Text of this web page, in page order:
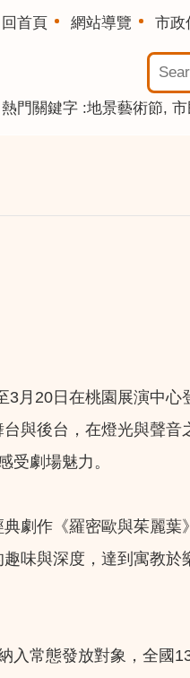
回首頁 網站導覽 市政
熱門關鍵字 地景藝術節
月20日在桃園展演中
與後台，在燈光與聲
受劇場魅力。
劇作《羅密歐與茱麗
味與深度，達到寓教
常態發放對象，全國